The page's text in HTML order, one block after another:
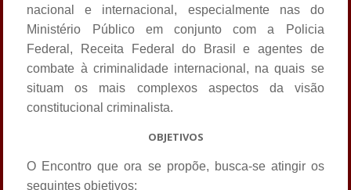
nacional e internacional, especialmente nas do
Ministério Público em conjunto com a Policia
Federal, Receita Federal do Brasil e agentes de
combate à criminalidade internacional, na quais se
situam os mais complexos aspectos da visão
constitucional criminalista.
OBJETIVOS
O Encontro que ora se propõe, busca-se atingir os
seguintes objetivos: